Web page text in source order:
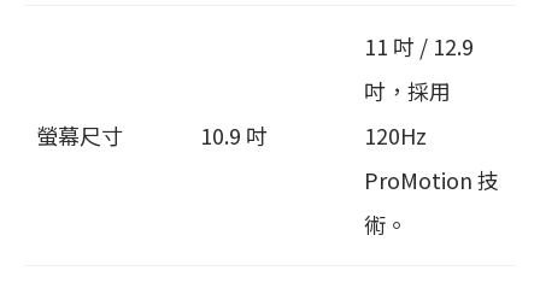
螢幕尺寸 10.9 吋
11 吋 / 12.9
吋，採用
120Hz
ProMotion 技
術。